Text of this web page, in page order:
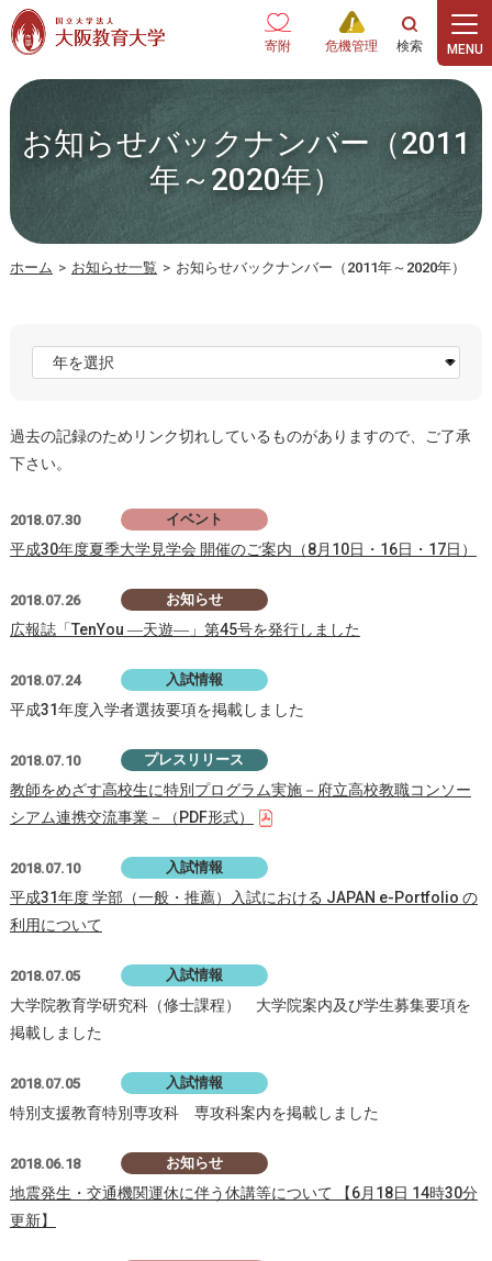
本文へ
寄附 危機管理
お知らせバックナンバー（2011
年～2020年）
ホーム > お知らせ一覧 > お知らせバックナンバー（2011年～2020年）
過去の記録のためリンク切れしているものがありますので、ご了承
下さい。
2018.07.30 イベント
平成30年度夏季大学見学会 開催のご案内（8月10日・16日・17日）
2018.07.26 お知らせ
広報誌「TenYou ―天遊―」第45号を発行しました
2018.07.24 入試情報
平成31年度入学者選抜要項を掲載しました
2018.07.10 プレスリリース
教師をめざす高校生に特別プログラム実施－府立高校教職コンソー
シアム連携交流事業－（PDF形式）
2018.07.10 入試情報
平成31年度 学部（一般・推薦）入試における JAPAN e-Portfolio の
利用について
2018.07.05 入試情報
大学院教育学研究科（修士課程） 大学院案内及び学生募集要項を
掲載しました
2018.07.05 入試情報
特別支援教育特別専攻科 専攻科案内を掲載しました
2018.06.18 お知らせ
地震発生・交通機関運休に伴う休講等について 【6月18日 14時30分
更新】